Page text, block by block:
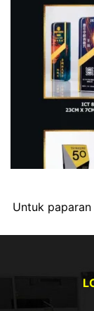
Untuk